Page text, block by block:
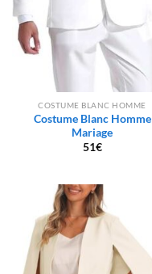
COSTUME BLANC HOMME
Costume Blanc Homme
Mariage
51€